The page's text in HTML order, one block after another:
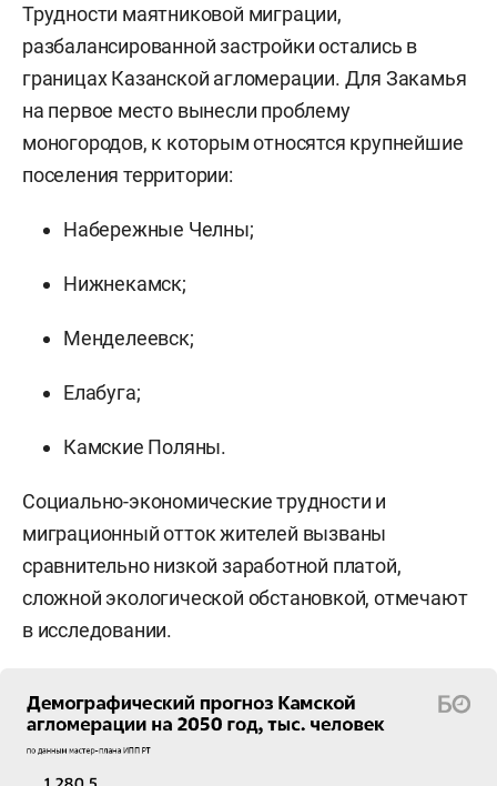
Трудности маятниковой миграции,
разбалансированной застройки остались в
границах Казанской агломерации. Для Закамья
на первое место вынесли проблему
моногородов, к которым относятся крупнейшие
поселения территории:
Набережные Челны;
Нижнекамск;
Менделеевск;
Елабуга;
Камские Поляны.
Социально-экономические трудности и
миграционный отток жителей вызваны
сравнительно низкой заработной платой,
сложной экологической обстановкой, отмечают
в исследовании.